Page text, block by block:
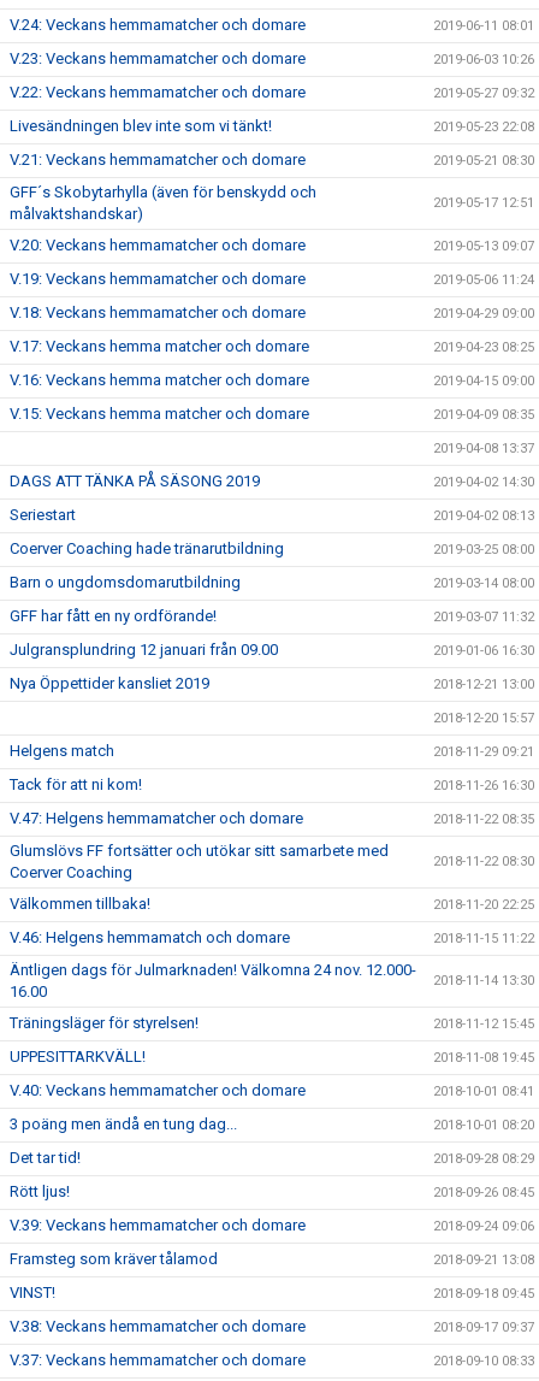
V.24: Veckans hemmamatcher och domare 2019-06-11 08:01
V.23: Veckans hemmamatcher och domare 2019-06-03 10:26
V.22: Veckans hemmamatcher och domare 2019-05-27 09:32
Livesändningen blev inte som vi tänkt! 2019-05-23 22:08
V.21: Veckans hemmamatcher och domare 2019-05-21 08:30
GFF´s Skobytarhylla (även för benskydd och
målvaktshandskar)
2019-05-17 12:51
V.20: Veckans hemmamatcher och domare 2019-05-13 09:07
V.19: Veckans hemmamatcher och domare 2019-05-06 11:24
V.18: Veckans hemmamatcher och domare 2019-04-29 09:00
V.17: Veckans hemma matcher och domare 2019-04-23 08:25
V.16: Veckans hemma matcher och domare 2019-04-15 09:00
V.15: Veckans hemma matcher och domare 2019-04-09 08:35
2019-04-08 13:37
DAGS ATT TÄNKA PÅ SÄSONG 2019 2019-04-02 14:30
Seriestart 2019-04-02 08:13
Coerver Coaching hade tränarutbildning 2019-03-25 08:00
Barn o ungdomsdomarutbildning 2019-03-14 08:00
GFF har fått en ny ordförande! 2019-03-07 11:32
Julgransplundring 12 januari från 09.00 2019-01-06 16:30
Nya Öppettider kansliet 2019 2018-12-21 13:00
2018-12-20 15:57
Helgens match 2018-11-29 09:21
Tack för att ni kom! 2018-11-26 16:30
V.47: Helgens hemmamatcher och domare 2018-11-22 08:35
Glumslövs FF fortsätter och utökar sitt samarbete med
Coerver Coaching
2018-11-22 08:30
Välkommen tillbaka! 2018-11-20 22:25
V.46: Helgens hemmamatch och domare 2018-11-15 11:22
Äntligen dags för Julmarknaden! Välkomna 24 nov. 12.000-
16.00
2018-11-14 13:30
Träningsläger för styrelsen! 2018-11-12 15:45
UPPESITTARKVÄLL! 2018-11-08 19:45
V.40: Veckans hemmamatcher och domare 2018-10-01 08:41
3 poäng men ändå en tung dag... 2018-10-01 08:20
Det tar tid! 2018-09-28 08:29
Rött ljus! 2018-09-26 08:45
V.39: Veckans hemmamatcher och domare 2018-09-24 09:06
Framsteg som kräver tålamod 2018-09-21 13:08
VINST! 2018-09-18 09:45
V.38: Veckans hemmamatcher och domare 2018-09-17 09:37
V.37: Veckans hemmamatcher och domare 2018-09-10 08:33